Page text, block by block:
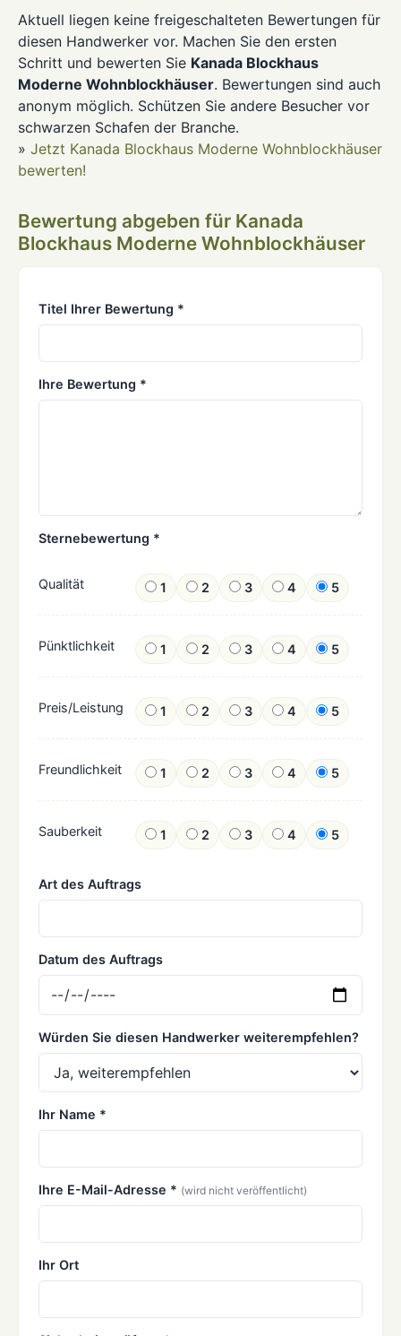
Aktuell liegen keine freigeschalteten Bewertungen für
diesen Handwerker vor. Machen Sie den ersten
Schritt und bewerten Sie Kanada Blockhaus
Moderne Wohnblockhäuser. Bewertungen sind auch
anonym möglich. Schützen Sie andere Besucher vor
schwarzen Schafen der Branche.
» Jetzt Kanada Blockhaus Moderne Wohnblockhäuser
bewerten!
Bewertung abgeben für Kanada
Blockhaus Moderne Wohnblockhäuser
Titel Ihrer Bewertung *
Ihre Bewertung *
Sternebewertung *
Qualität 1 2 3 4 5
Pünktlichkeit 1 2 3 4 5
Preis/Leistung 1 2 3 4 5
Freundlichkeit 1 2 3 4 5
Sauberkeit 1 2 3 4 5
Art des Auftrags
Datum des Auftrags
Würden Sie diesen Handwerker weiterempfehlen?
Ihr Name *
Ihre E-Mail-Adresse * (wird nicht veröffentlicht)
Ihr Ort